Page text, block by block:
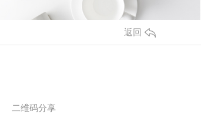
返回
二维码分享